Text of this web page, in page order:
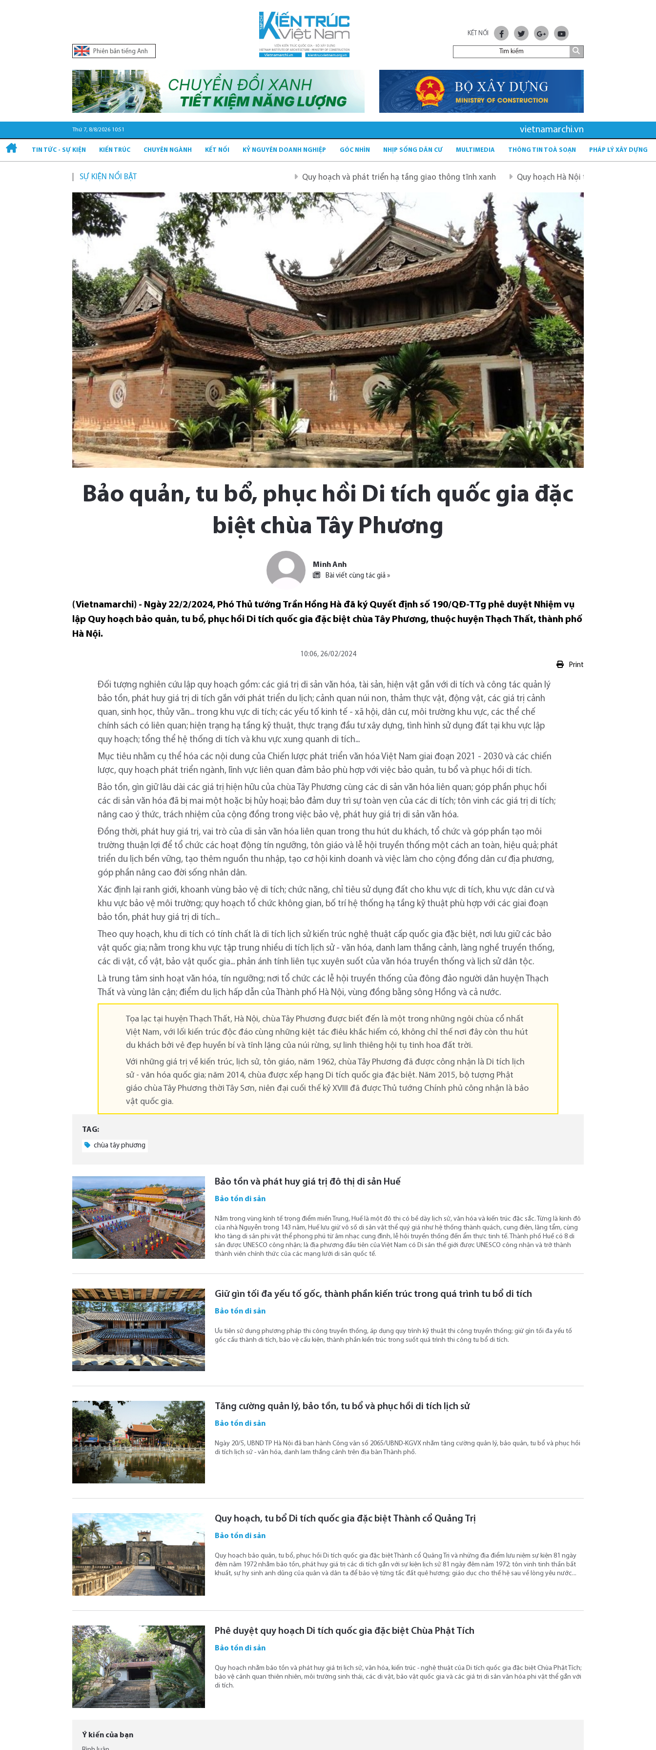
Phiên bản tiếng Anh
KẾT NỐI
Thứ 7, 8/8/2026 10:51 vietnamarchi.vn
TIN TỨC - SỰ KIỆN KIẾN TRÚC CHUYÊN NGÀNH KẾT NỐI KỶ NGUYÊN DOANH NGHIỆP GÓC NHÌN NHỊP SỐNG DÂN CƯ MULTIMEDIA THÔNG TIN TOÀ SOẠN PHÁP LÝ XÂY DỰNG
SỰ KIỆN NỔI BẬT Quy hoạch và phát triển hạ tầng giao thông tĩnh xanh Quy hoạch Hà Nội tầm nhìn 100 năm
Bảo quản, tu bổ, phục hồi Di tích quốc gia đặc
biệt chùa Tây Phương
Minh Anh
Bài viết cùng tác giả »
(Vietnamarchi) - Ngày 22/2/2024, Phó Thủ tướng Trần Hồng Hà đã ký Quyết định số 190/QĐ-TTg phê duyệt Nhiệm vụ
lập Quy hoạch bảo quản, tu bổ, phục hồi Di tích quốc gia đặc biệt chùa Tây Phương, thuộc huyện Thạch Thất, thành phố
Hà Nội.
10:06, 26/02/2024
Print
Đối tượng nghiên cứu lập quy hoạch gồm: các giá trị di sản văn hóa, tài sản, hiện vật gắn với di tích và công tác quản lý
bảo tồn, phát huy giá trị di tích gắn với phát triển du lịch; cảnh quan núi non, thảm thực vật, động vật, các giá trị cảnh
quan, sinh học, thủy văn... trong khu vực di tích; các yếu tố kinh tế - xã hội, dân cư, môi trường khu vực, các thể chế
chính sách có liên quan; hiện trạng hạ tầng kỹ thuật, thực trạng đầu tư xây dựng, tình hình sử dụng đất tại khu vực lập
quy hoạch; tổng thể hệ thống di tích và khu vực xung quanh di tích...
Mục tiêu nhằm cụ thể hóa các nội dung của Chiến lược phát triển văn hóa Việt Nam giai đoạn 2021 - 2030 và các chiến
lược, quy hoạch phát triển ngành, lĩnh vực liên quan đảm bảo phù hợp với việc bảo quản, tu bổ và phục hồi di tích.
Bảo tồn, gìn giữ lâu dài các giá trị hiện hữu của chùa Tây Phương cùng các di sản văn hóa liên quan; góp phần phục hồi
các di sản văn hóa đã bị mai một hoặc bị hủy hoại; bảo đảm duy trì sự toàn vẹn của các di tích; tôn vinh các giá trị di tích;
nâng cao ý thức, trách nhiệm của cộng đồng trong việc bảo vệ, phát huy giá trị di sản văn hóa.
Đồng thời, phát huy giá trị, vai trò của di sản văn hóa liên quan trong thu hút du khách, tổ chức và góp phần tạo môi
trường thuận lợi để tổ chức các hoạt động tín ngưỡng, tôn giáo và lễ hội truyền thống một cách an toàn, hiệu quả; phát
triển du lịch bền vững, tạo thêm nguồn thu nhập, tạo cơ hội kinh doanh và việc làm cho cộng đồng dân cư địa phương,
góp phần nâng cao đời sống nhân dân.
Xác định lại ranh giới, khoanh vùng bảo vệ di tích; chức năng, chỉ tiêu sử dụng đất cho khu vực di tích, khu vực dân cư và
khu vực bảo vệ môi trường; quy hoạch tổ chức không gian, bố trí hệ thống hạ tầng kỹ thuật phù hợp với các giai đoạn
bảo tồn, phát huy giá trị di tích...
Theo quy hoạch, khu di tích có tính chất là di tích lịch sử kiến trúc nghệ thuật cấp quốc gia đặc biệt, nơi lưu giữ các bảo
vật quốc gia; nằm trong khu vực tập trung nhiều di tích lịch sử - văn hóa, danh lam thắng cảnh, làng nghề truyền thống,
các di vật, cổ vật, bảo vật quốc gia... phản ánh tính liên tục xuyên suốt của văn hóa truyền thống và lịch sử dân tộc.
Là trung tâm sinh hoạt văn hóa, tín ngưỡng; nơi tổ chức các lễ hội truyền thống của đông đảo người dân huyện Thạch
Thất và vùng lân cận; điểm du lịch hấp dẫn của Thành phố Hà Nội, vùng đồng bằng sông Hồng và cả nước.
Tọa lạc tại huyện Thạch Thất, Hà Nội, chùa Tây Phương được biết đến là một trong những ngôi chùa cổ nhất
Việt Nam, với lối kiến trúc độc đáo cùng những kiệt tác điêu khắc hiếm có, không chỉ thế nơi đây còn thu hút
du khách bởi vẻ đẹp huyền bí và tĩnh lặng của núi rừng, sự linh thiêng hội tụ tinh hoa đất trời.
Với những giá trị về kiến trúc, lịch sử, tôn giáo, năm 1962, chùa Tây Phương đã được công nhận là Di tích lịch
sử - văn hóa quốc gia; năm 2014, chùa được xếp hạng Di tích quốc gia đặc biệt. Năm 2015, bộ tượng Phật
giáo chùa Tây Phương thời Tây Sơn, niên đại cuối thế kỷ XVIII đã được Thủ tướng Chính phủ công nhận là bảo
vật quốc gia.
TAG:
chùa tây phương
Bảo tồn và phát huy giá trị đô thị di sản Huế
Bảo tồn di sản
Nằm trong vùng kinh tế trọng điểm miền Trung, Huế là một đô thị có bề dày lịch sử, văn hóa và kiến trúc đặc sắc. Từng là kinh đô
của nhà Nguyễn trong 143 năm, Huế lưu giữ vô số di sản vật thể quý giá như hệ thống thành quách, cung điện, lăng tẩm, cùng
kho tàng di sản phi vật thể phong phú từ âm nhạc cung đình, lễ hội truyền thống đến ẩm thực tinh tế. Thành phố Huế có 8 di
sản được UNESCO công nhận; là địa phương đầu tiên của Việt Nam có Di sản thế giới được UNESCO công nhận và trở thành
thành viên chính thức của các mạng lưới di sản quốc tế.
Giữ gìn tối đa yếu tố gốc, thành phần kiến trúc trong quá trình tu bổ di tích
Bảo tồn di sản
Ưu tiên sử dụng phương pháp thi công truyền thống, áp dụng quy trình kỹ thuật thi công truyền thống; giữ gìn tối đa yếu tố
gốc cấu thành di tích, bảo vệ cấu kiện, thành phần kiến trúc trong suốt quá trình thi công tu bổ di tích.
Tăng cường quản lý, bảo tồn, tu bổ và phục hồi di tích lịch sử
Bảo tồn di sản
Ngày 20/5, UBND TP Hà Nội đã ban hành Công văn số 2065/UBND-KGVX nhằm tăng cường quản lý, bảo quản, tu bổ và phục hồi
di tích lịch sử - văn hóa, danh lam thắng cảnh trên địa bàn Thành phố.
Quy hoạch, tu bổ Di tích quốc gia đặc biệt Thành cổ Quảng Trị
Bảo tồn di sản
Quy hoạch bảo quản, tu bổ, phục hồi Di tích quốc gia đặc biệt Thành cổ Quảng Trị và những địa điểm lưu niệm sự kiện 81 ngày
đêm năm 1972 nhằm bảo tồn, phát huy giá trị các di tích gắn với sự kiện lịch sử 81 ngày đêm năm 1972; tôn vinh tinh thần bất
khuất, sự hy sinh anh dũng của quân và dân ta để bảo vệ từng tấc đất quê hương; giáo dục cho thế hệ sau về lòng yêu nước...
Phê duyệt quy hoạch Di tích quốc gia đặc biệt Chùa Phật Tích
Bảo tồn di sản
Quy hoạch nhằm bảo tồn và phát huy giá trị lịch sử, văn hóa, kiến trúc - nghệ thuật của Di tích quốc gia đặc biệt Chùa Phật Tích;
bảo vệ cảnh quan thiên nhiên, môi trường sinh thái, các di vật, bảo vật quốc gia và các giá trị di sản văn hóa phi vật thể gắn với
di tích.
Ý kiến của bạn